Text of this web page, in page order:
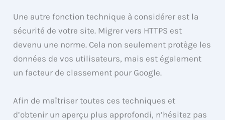
Une autre fonction technique à considérer est la
sécurité de votre site. Migrer vers HTTPS est
devenu une norme. Cela non seulement protège les
données de vos utilisateurs, mais est également
un facteur de classement pour Google.
Afin de maîtriser toutes ces techniques et
d’obtenir un aperçu plus approfondi, n’hésitez pas